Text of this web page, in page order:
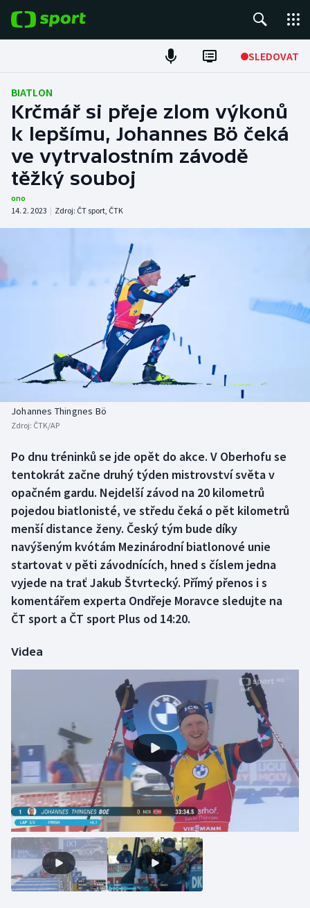
SLEDOVAT
Fotbal
Hokej
Tenis
Atletika
Americký fotbal
Baseball a softbal
Basketbal
Biatlon
Boby a skeleton
Box
Curling
Dostihy
Florbal
Futsal
Golf
Gymnastika
Judo
Krasobruslení
Lezení
Lyže a snowboard
Moderní pětiboj
NEPŘEHLÉDNĚTE
Historické návraty
Aplikace ČT sport
AZ kvíz
BIATLON
Krčmář si přeje zlom výkonů
k lepšímu, Johannes Bö čeká
ve vytrvalostním závodě
těžký souboj
ono
14. 2. 2023 | Zdroj: ČT sport, ČTK
Johannes Thingnes Bö
Zdroj: ČTK/AP
Po dnu tréninků se jde opět do akce. V Oberhofu se
tentokrát začne druhý týden mistrovství světa v
opačném gardu. Nejdelší závod na 20 kilometrů
pojedou biatlonisté, ve středu čeká o pět kilometrů
menší distance ženy. Český tým bude díky
navýšeným kvótám Mezinárodní biatlonové unie
startovat v pěti závodnících, hned s číslem jedna
vyjede na trať Jakub Štvrtecký. Přímý přenos i s
komentářem experta Ondřeje Moravce sledujte na
ČT sport a ČT sport Plus od 14:20.
Videa